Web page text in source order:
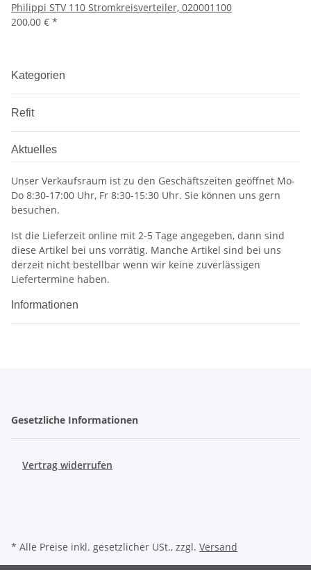
Philippi STV 110 Stromkreisverteiler, 020001100
200,00 € *
Kategorien
Refit
Aktuelles
Unser Verkaufsraum ist zu den Geschäftszeiten geöffnet Mo-
Do 8:30-17:00 Uhr, Fr 8:30-15:30 Uhr. Sie können uns gern
besuchen.
Ist die Lieferzeit online mit 2-5 Tage angegeben, dann sind
diese Artikel bei uns vorrätig. Manche Artikel sind bei uns
derzeit nicht bestellbar wenn wir keine zuverlässigen
Liefertermine haben.
Informationen
Gesetzliche Informationen
Vertrag widerrufen
* Alle Preise inkl. gesetzlicher USt., zzgl. Versand